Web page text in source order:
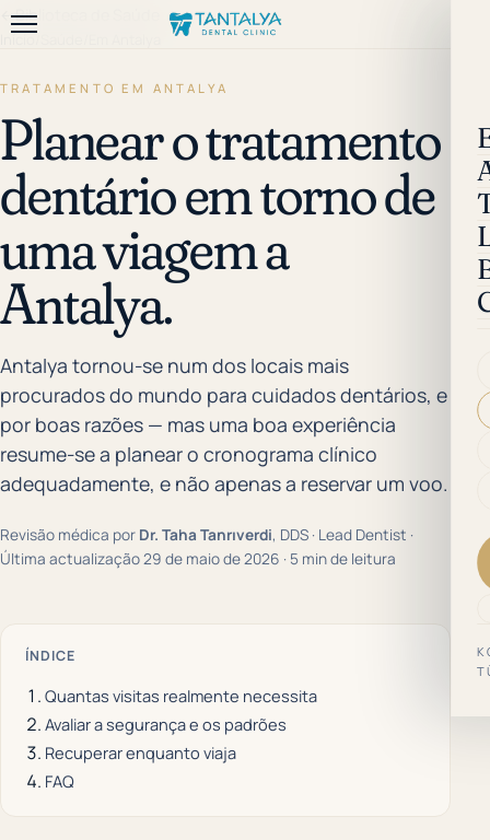
←Biblioteca de Saúde
Início/
TRATAMENTO EM ANTALYA
Planear o tratamento
dentário em torno de
uma viagem a
Antalya.
Antalya tornou-se num dos locais mais
procurados do mundo para cuidados dentários, e
por boas razões — mas uma boa experiência
resume-se a planear o cronograma clínico
adequadamente, e não apenas a reservar um voo.
Revisão médica por Dr. Taha Tanrıverdi, DDS · Lead Dentist ·
Última actualização 29 de maio de 2026 · 5 min de leitura
ÍNDICE
Quantas visitas realmente necessita
Avaliar a segurança e os padrões
Recuperar enquanto viaja
FAQ